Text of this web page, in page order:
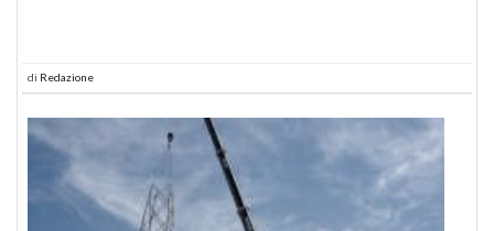
di Redazione